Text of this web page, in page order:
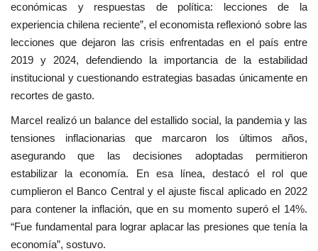
económicas y respuestas de política: lecciones de la
experiencia chilena reciente”, el economista reflexionó sobre las
lecciones que dejaron las crisis enfrentadas en el país entre
2019 y 2024, defendiendo la importancia de la estabilidad
institucional y cuestionando estrategias basadas únicamente en
recortes de gasto.
Marcel realizó un balance del estallido social, la pandemia y las
tensiones inflacionarias que marcaron los últimos años,
asegurando que las decisiones adoptadas permitieron
estabilizar la economía. En esa línea, destacó el rol que
cumplieron el Banco Central y el ajuste fiscal aplicado en 2022
para contener la inflación, que en su momento superó el 14%.
“Fue fundamental para lograr aplacar las presiones que tenía la
economía”, sostuvo.